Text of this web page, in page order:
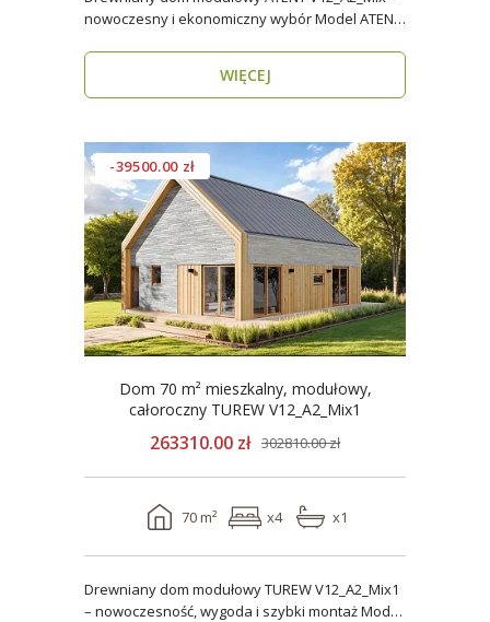
nowoczesny i ekonomiczny wybór Model ATENY
WIĘCEJ
-39500.00 zł
Dom 70 m² mieszkalny, modułowy,
całoroczny TUREW V12_A2_Mix1
263310.00 zł 302810.00 zł
70 m² x4 x1
Drewniany dom modułowy TUREW V12_A2_Mix1
– nowoczesność, wygoda i szybki montaż Model